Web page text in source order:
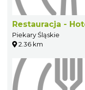
Restauracja -
Piekary Śląskie
2.36 km